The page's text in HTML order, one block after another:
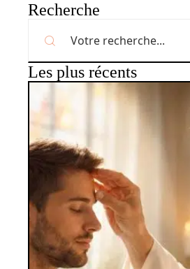
Recherche
Les plus récents